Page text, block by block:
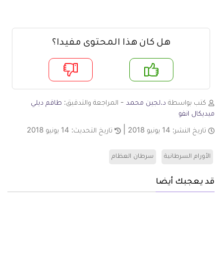
هل كان هذا المحتوى مفيدا؟
لا
كتب بواسطة د.لجين محمد - المراجعة والتدقيق: طاقم ديلي
ميديكال انفو
تاريخ النشر: 14 يونيو 2018 تاريخ التحديث: 14 يونيو 2018
الأورام السرطانية سرطان العظام
قد يعجبك أيضا